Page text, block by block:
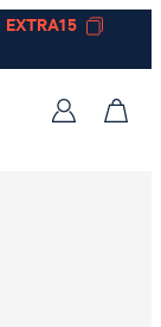
EXTRA15